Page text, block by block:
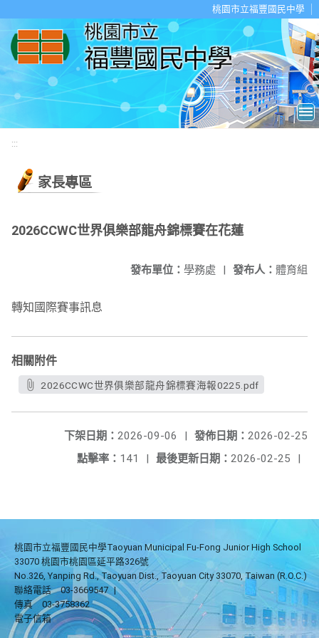
桃園市立福豐國民中學
:::
家長專區
2026CCWC世界俱樂部龍舟錦標賽在花蓮
發布人： 體育組
發布單位： 學務處 |
轉知國際賽事訊息
相關附件
2026CCWC世界俱樂部龍舟錦標賽海報0225.pdf
發佈日期： 2026-02-25
下架日期： 2026-09-06
|
最後更新日期： 2026-02-25 |
點擊率： 141 |
桃園市立福豐國民中學Taoyuan Municipal Fu-Fong Junior High School
33070 桃園市桃園區延平路326號
No.326, Yanping Rd., Taoyuan Dist., Taoyuan City 33070, Taiwan (R.O.C.)
聯絡電話
03-3669547 |
傳真
03-3758362
電子信箱